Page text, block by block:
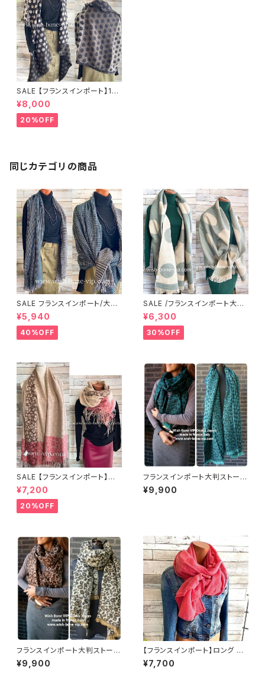
SALE 【フランスインポート】19
0cm 暖かい冬物 ロングストー
ル 厚地アシンメトリー 大判スト
ール・ショール/モノトーンドット・
リバーシブル
¥8,000
20%OFF
同じカテゴリの商品
SALE フランスインポート/大
判・厚手・暖かいショール｜冬物
大判ストール・厚地・ロングショ
ール/グリーン系切り替えグレン
チェック
¥5,940
40%OFF
SALE /フランスインポート大判
ロングストール・ショール・アウタ
ーストール・暖かい冬物 ・リバー
シブルひざ掛けショール・厚手ス
トール/グリーン系ドット
¥6,300
30%OFF
SALE 【フランスインポート】大
判ストール・ロング・厚手ショー
ル｜ 暖かい冬物 ストール・ショ
ール・肩掛け・ひざ掛け/淡ピン
ク&ベージュレオパード
¥7,200
20%OFF
フランスインポート大判ストー
ル・厚手・冬物ショール・厚地ロ
ングマフラー 暖かい冬物 ストー
¥9,900
フランスインポート大判ストー
ル・厚手・冬物ショール・厚地ロ
ングマフラー 暖かい冬物 ストー
¥9,900
【フランスインポート】ロング 暖
かい冬物 ストール・大判 フワフ
ワ暖かい アクリルスカーフ/ピン
¥7,700